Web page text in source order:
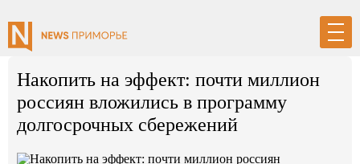
Вход Регистрация
Накопить на эффект: почти миллион
россиян вложились в программу
долгосрочных сбережений